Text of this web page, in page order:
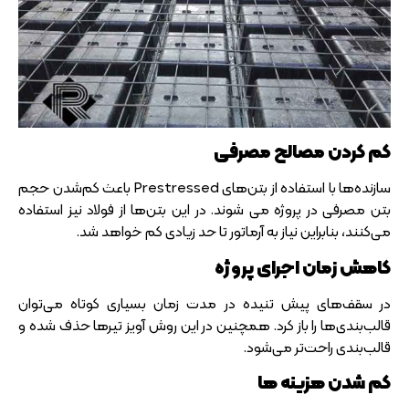
کم کردن مصالح مصرفی
سازنده‌ها با استفاده از بتن‌های Prestressed باعث کم‌شدن حجم
بتن مصرفی در پروژه می شوند. در این بتن‌ها از فولاد نیز استفاده
می‌کنند، بنابراین نیاز به آرماتور تا حد زیادی کم خواهد شد.
کاهش زمان اجرای پروژه
در سقف‌های پیش تنیده در مدت زمان بسیاری کوتاه می‌توان
قالب‌بندی‌ها را باز کرد. همچنین در این روش آویز تیرها حذف شده و
قالب‌بندی راحت‌تر می‌شود.
کم شدن هزینه ها